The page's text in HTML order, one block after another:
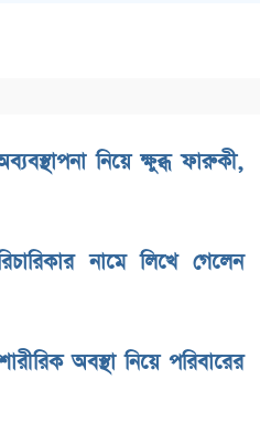
নিয়ে ক্ষুব্ধ ফারুকী,
নামে লিখে গেলেন
অবস্থা নিয়ে পরিবারের